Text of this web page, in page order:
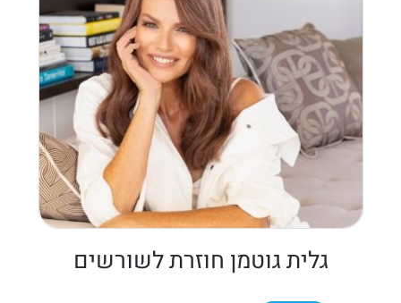
גלית גוטמן חוזרת לשורשים